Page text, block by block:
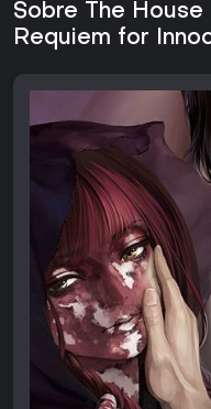
Sobre The
Requiem for